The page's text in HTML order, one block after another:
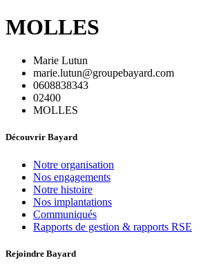
MOLLES
Marie Lutun
marie.lutun@groupebayard.com
0608838343
02400
MOLLES
Découvrir Bayard
Notre organisation
Nos engagements
Notre histoire
Nos implantations
Communiqués
Rapports de gestion & rapports RSE
Rejoindre Bayard